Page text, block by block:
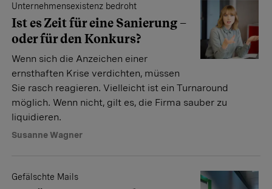
Unternehmensexistenz bedroht
Ist es Zeit für eine Sanierung –
oder für den Konkurs?
Wenn sich die Anzeichen einer
ernsthaften Krise verdichten, müssen
Sie rasch reagieren. Vielleicht ist ein Turnaround
möglich. Wenn nicht, gilt es, die Firma sauber zu
liquidieren.
Susanne Wagner
Gefälschte Mails